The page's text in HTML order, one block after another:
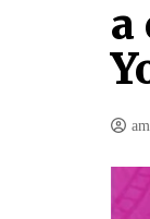
a